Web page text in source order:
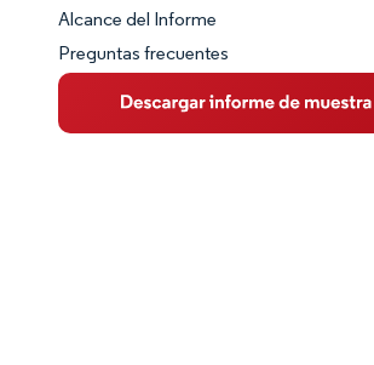
Visión General del Mercado
Tendencias Principales del Mercado
Alcance del Informe
Preguntas frecuentes